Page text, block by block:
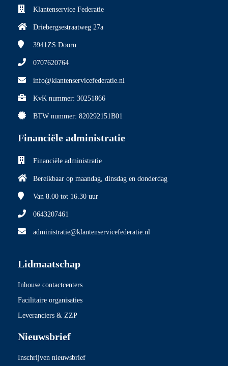
Klantenservice Federatie
Driebergsestraatweg 27a
3941ZS Doorn
0707620764
info@klantenservicefederatie.nl
KvK nummer: 30251866
BTW nummer: 820292151B01
Financiële administratie
Financiële administratie
Bereikbaar op maandag, dinsdag en donderdag
Van 8.00 tot 16.30 uur
0643207461
administratie@klantenservicefederatie.nl
Lidmaatschap
Inhouse contactcenters
Facilitaire organisaties
Leveranciers & ZZP
Nieuwsbrief
Inschrijven nieuwsbrief